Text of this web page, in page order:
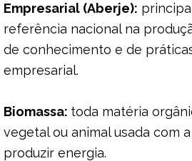
Empresarial (Aberje):
referência nacional na
de conhecimento e de
empresarial.
Biomassa: toda matéria
vegetal ou animal usada com
produzir energia.